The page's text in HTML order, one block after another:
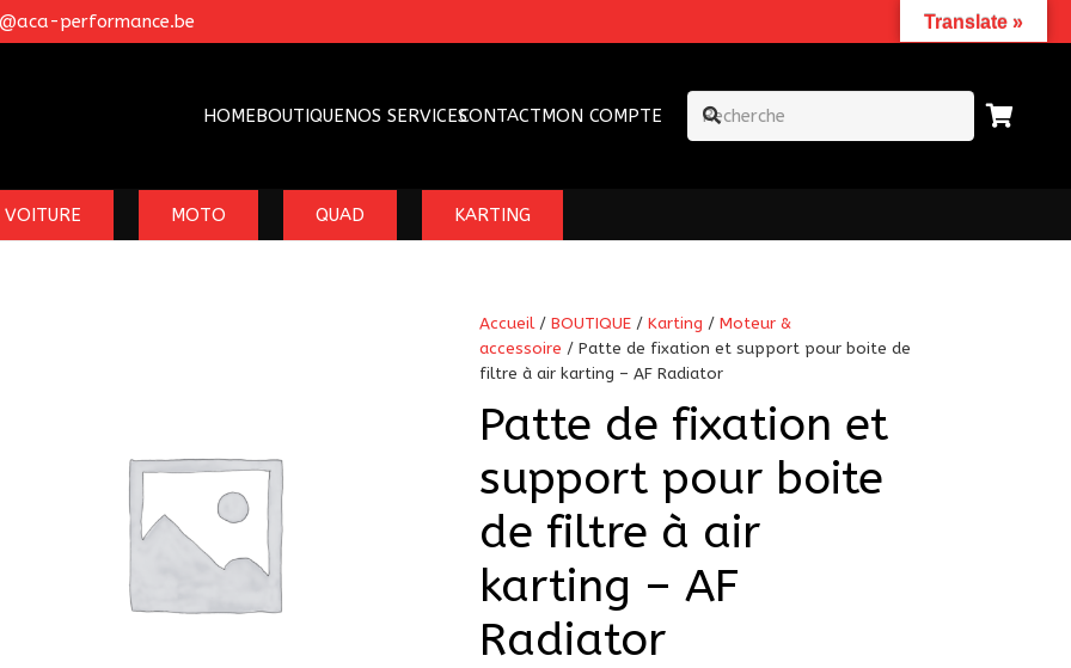
performance.be
HOMEBOUTIQUENOS SERVICESCONTACTMON COMPTE
VOITURE MOTO QUAD KARTING
Accueil/BOUTIQUE /Karting /Moteur &
accessoire / Patte de fixation et support pour boite de
filtre à air karting – AF Radiator
Patte de fixation et
support pour boite
de filtre à air
karting – AF
Radiator
Translate »